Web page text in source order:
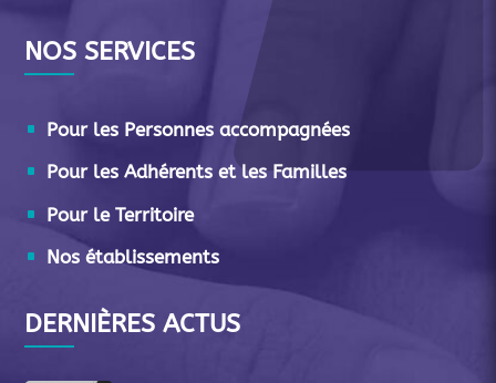
NOS SERVICES
Pour les Personnes accompagnées
Pour les Adhérents et les Familles
Pour le Territoire
Nos établissements
DERNIÈRES ACTUS